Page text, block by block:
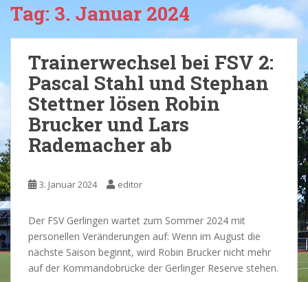
Tag: 3. Januar 2024
Trainerwechsel bei FSV 2:
Pascal Stahl und Stephan
Stettner lösen Robin
Brucker und Lars
Rademacher ab
3. Januar 2024 editor
Der FSV Gerlingen wartet zum Sommer 2024 mit
personellen Veränderungen auf: Wenn im August die
nächste Saison beginnt, wird Robin Brucker nicht mehr
auf der Kommandobrücke der Gerlinger Reserve stehen.